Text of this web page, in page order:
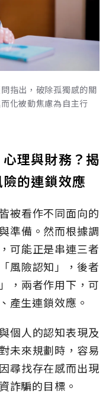
指出，破除孤獨感的關
化被動焦慮為自主行
理與財務？揭
的連鎖效應
被看作不同面向的
準備。然而根據調
可能正是串連三者
風險認知 」，後者
，兩者作用下，可
產生連鎖效應。
個人的認知表現及
未來規劃時，容易
尋找存在感而出現
詐騙的目標。